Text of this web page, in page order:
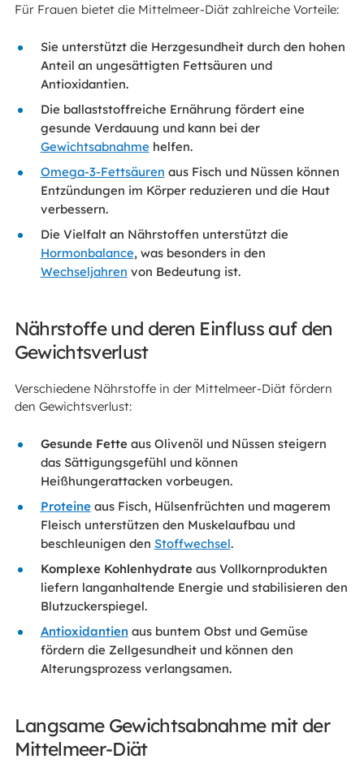
Für Frauen bietet die Mittelmeer-Diät zahlreiche Vorteile:
Sie unterstützt die Herzgesundheit durch den hohen
Anteil an ungesättigten Fettsäuren und
Antioxidantien.
Die ballaststoffreiche Ernährung fördert eine
gesunde Verdauung und kann bei der
Gewichtsabnahmehelfen.
Omega-3-Fettsäuren aus Fisch und Nüssen können
Entzündungen im Körper reduzieren und die Haut
verbessern.
Die Vielfalt an Nährstoffen unterstützt die
Hormonbalance, was besonders in den
Wechseljahren von Bedeutung ist.
Nährstoffe und deren Einfluss auf den
Gewichtsverlust
Verschiedene Nährstoffe in der Mittelmeer-Diät fördern
den Gewichtsverlust:
Gesunde Fetteaus Olivenöl und Nüssen steigern
das Sättigungsgefühl und können
Heißhungerattacken vorbeugen.
Proteineaus Fisch, Hülsenfrüchten und magerem
Fleisch unterstützen den Muskelaufbau und
beschleunigen den Stoffwechsel.
Komplexe Kohlenhydrateaus Vollkornprodukten
liefern langanhaltende Energie und stabilisieren den
Blutzuckerspiegel.
Antioxidantien aus buntem Obst und Gemüse
fördern die Zellgesundheit und können den
Alterungsprozess verlangsamen.
Langsame Gewichtsabnahme mit der
Mittelmeer-Diät